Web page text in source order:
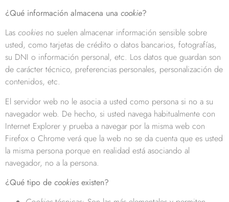
¿Qué información almacena una cookie?
Las cookies no suelen almacenar información sensible sobre
usted, como tarjetas de crédito o datos bancarios, fotografías,
su DNI o información personal, etc. Los datos que guardan son
de carácter técnico, preferencias personales, personalización de
contenidos, etc.
El servidor web no le asocia a usted como persona si no a su
navegador web. De hecho, si usted navega habitualmente con
Internet Explorer y prueba a navegar por la misma web con
Firefox o Chrome verá que la web no se da cuenta que es usted
la misma persona porque en realidad está asociando al
navegador, no a la persona.
¿Qué tipo de cookies existen?